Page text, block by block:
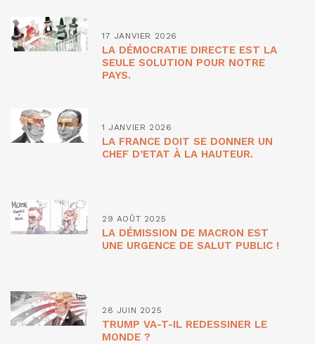
17 JANVIER 2026
LA DÉMOCRATIE DIRECTE EST LA
SEULE SOLUTION POUR NOTRE
PAYS.
1 JANVIER 2026
LA FRANCE DOIT SE DONNER UN
CHEF D’ETAT À LA HAUTEUR.
29 AOÛT 2025
LA DÉMISSION DE MACRON EST
UNE URGENCE DE SALUT PUBLIC !
28 JUIN 2025
TRUMP VA-T-IL REDESSINER LE
MONDE ?